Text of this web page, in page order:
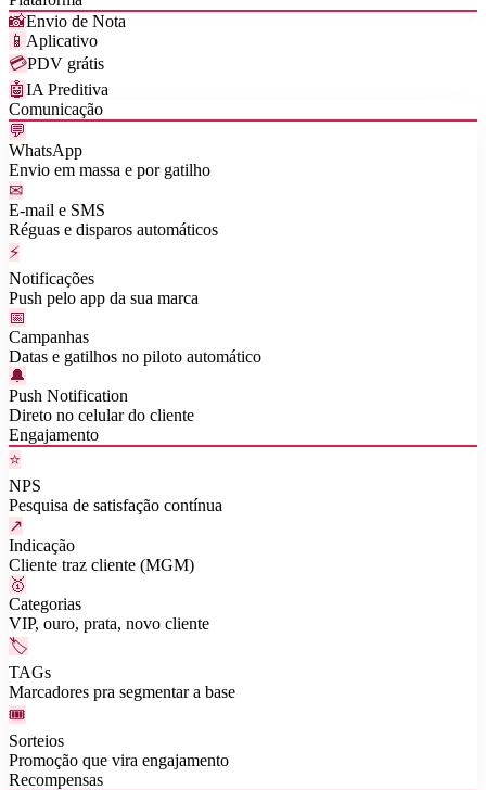
📸Envio de Nota
📱 Aplicativo
💳PDV grátis
🤖IA Preditiva
Comunicação
💬
WhatsApp
Envio em massa e por gatilho
✉
E-mail e SMS
Réguas e disparos automáticos
⚡
Notificações
Push pelo app da sua marca
📅
Campanhas
Datas e gatilhos no piloto automático
🔔
Push Notification
Direto no celular do cliente
Engajamento
⭐
NPS
Pesquisa de satisfação contínua
↗
Indicação
Cliente traz cliente (MGM)
🥇
Categorias
VIP, ouro, prata, novo cliente
🏷
TAGs
Marcadores pra segmentar a base
🎟
Sorteios
Promoção que vira engajamento
Recompensas